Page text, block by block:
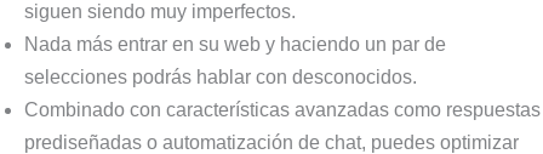
siguen siendo muy imperfectos.
Nada más entrar en su web y haciendo un par de
selecciones podrás hablar con desconocidos.
Combinado con características avanzadas como respuestas
prediseñadas o automatización de chat, puedes optimizar